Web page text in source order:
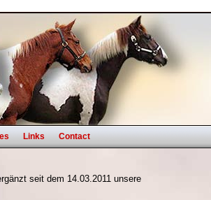
Links Contact
seit dem 14.03.2011 unsere